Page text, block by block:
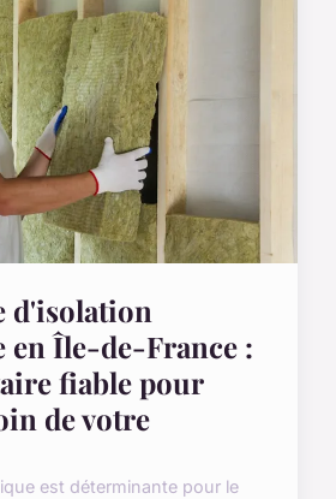
d'isolation
en Île-de-France :
fiable pour
de votre
est déterminante pour le